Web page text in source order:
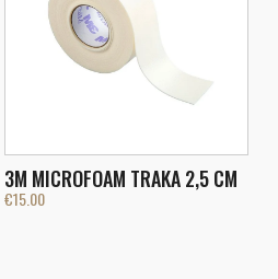
3M MICROFOAM TRAKA 2,5 CM
€15.00